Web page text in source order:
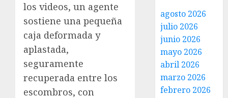
los videos, un agente
sostiene una pequeña
caja deformada y
aplastada,
seguramente
recuperada entre los
escombros, con
agosto 2026
julio 2026
junio 2026
mayo 2026
abril 2026
marzo 2026
febrero 2026